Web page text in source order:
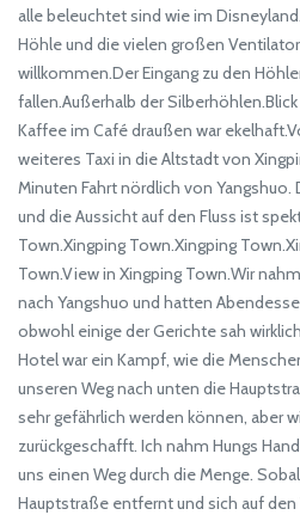
alle beleuchtet sind wie im
Höhle und die vielen großen
willkommen.Der Eingang zu den
fallen.Außerhalb der
Kaffee im Café draußen war
weiteres Taxi in die Altstadt von
Minuten Fahrt nördlich von
und die Aussicht auf den Fluss ist
Town.Xingping Town.Xingping
Town.View in Xingping Town.Wir
nach Yangshuo und hatten
obwohl einige der Gerichte sah
Hotel war ein Kampf, wie die
unseren Weg nach unten die
sehr gefährlich werden können, aber
zurückgeschafft. Ich nahm Hungs
uns einen Weg durch die Menge.
Hauptstraße entfernt und sich auf